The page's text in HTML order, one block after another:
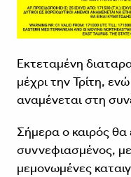
Εκτεταμένη
μέχρι την Τρίτη,
αναμένεται στη
Σήμερα ο καιρός θα
συννεφιασμένος,
μεμονωμένες